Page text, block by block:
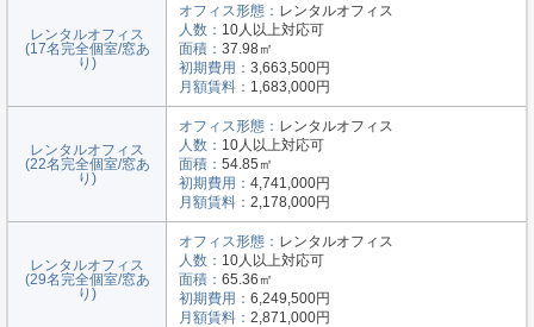
レンタルオフィス
(17名完全個室/窓あ
り)
オフィス形態： レンタルオフィス
人数： 10人以上対応可
面積： 37.98㎡
初期費用： 3,663,500円
月額賃料： 1,683,000円
レンタルオフィス
(22名完全個室/窓あ
り)
オフィス形態： レンタルオフィス
人数： 10人以上対応可
面積： 54.85㎡
初期費用： 4,741,000円
月額賃料： 2,178,000円
レンタルオフィス
(29名完全個室/窓あ
り)
オフィス形態： レンタルオフィス
人数： 10人以上対応可
面積： 65.36㎡
初期費用： 6,249,500円
月額賃料： 2,871,000円